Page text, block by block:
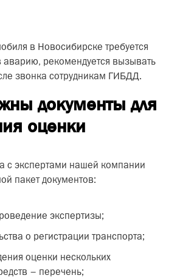
в Новосибирске требуется
аварию, рекомендуется вызывать
звонка сотрудникам ГИБДД.
документы для
оценки
с экспертами нашей компании
пакет документов:
экспертизы;
о регистрации транспорта;
оценки нескольких
– перечень;